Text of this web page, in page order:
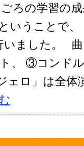
ろの学習の
いうことで、
いました。
、 ③コンド
ェロ」は全体